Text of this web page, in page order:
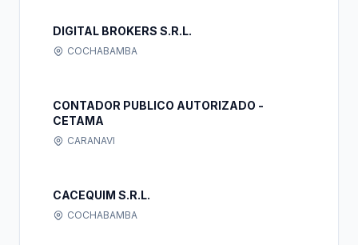
DIGITAL BROKERS S.R.L.
COCHABAMBA
CONTADOR PUBLICO AUTORIZADO -
CETAMA
CARANAVI
CACEQUIM S.R.L.
COCHABAMBA